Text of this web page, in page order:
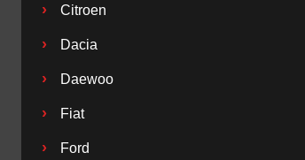
› Citroen
› Dacia
› Daewoo
› Fiat
› Ford